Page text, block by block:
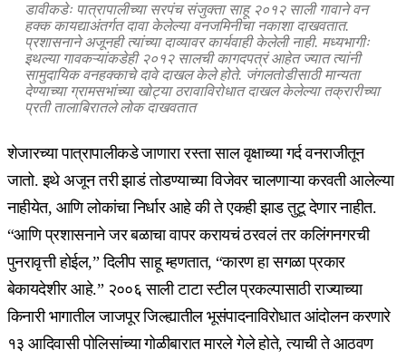
डावीकडेः पात्रापालीच्या सरपंच संजुक्ता साहू २०१२ साली गावाने वन
हक्क कायद्याअंतर्गत दावा केलेल्या वनजमिनीचा नकाशा दाखवतात.
प्रशासनाने अजूनही त्यांच्या दाव्यावर कार्यवाही केलेली नाही. मध्यभागीः
इथल्या गावकऱ्यांकडेही २०१२ सालची कागदपत्रं आहेत ज्यात त्यांनी
सामुदायिक वनहक्काचे दावे दाखल केले होते. जंगलतोडीसाठी मान्यता
देण्याच्या ग्रामसभांच्या खोट्या ठरावाविरोधात दाखल केलेल्या तक्रारीच्या
प्रती तालाबिरातले लोक दाखवतात
शेजारच्या पात्रापालीकडे जाणारा रस्ता साल वृक्षाच्या गर्द वनराजीतून
जातो. इथे अजून तरी झाडं तोडण्याच्या विजेवर चालणाऱ्या करवती आलेल्या
नाहीयेत, आणि लोकांचा निर्धार आहे की ते एकही झाड तुटू देणार नाहीत.
“आणि प्रशासनाने जर बळाचा वापर करायचं ठरवलं तर कलिंगनगरची
पुनरावृत्ती होईल,” दिलीप साहू म्हणतात, “कारण हा सगळा प्रकार
बेकायदेशीर आहे.” २००६ साली टाटा स्टील प्रकल्पासाठी राज्याच्या
किनारी भागातील जाजपूर जिल्ह्यातील भूसंपादनाविरोधात आंदोलन करणारे
१३ आदिवासी पोलिसांच्या गोळीबारात मारले गेले होते, त्याची ते आठवण